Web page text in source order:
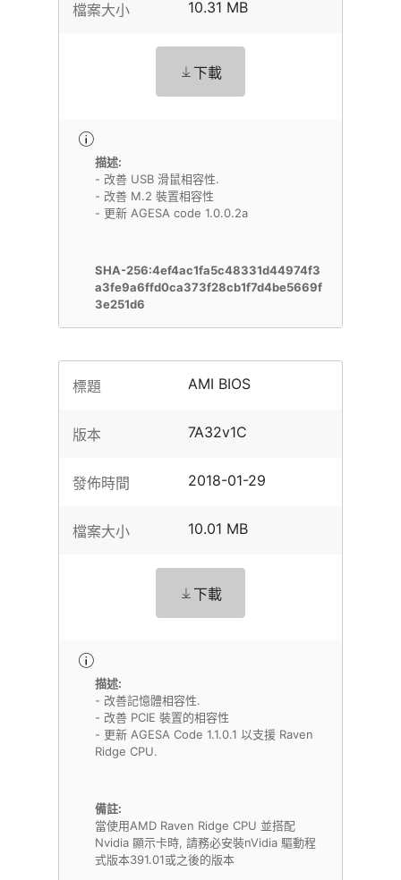
檔案大小 10.31 MB
下載
描述:
- 改善 USB 滑鼠相容性.
- 改善 M.2 裝置相容性
- 更新 AGESA code 1.0.0.2a
SHA-256:4ef4ac1fa5c48331d44974f3
a3fe9a6ffd0ca373f28cb1f7d4be5669f
3e251d6
標題 AMI BIOS
版本 7A32v1C
發佈時間 2018-01-29
檔案大小 10.01 MB
下載
描述:
- 改善記憶體相容性.
- 改善 PCIE 裝置的相容性
- 更新 AGESA Code 1.1.0.1 以支援 Raven
Ridge CPU.
備註:
當使用AMD Raven Ridge CPU 並搭配
Nvidia 顯示卡時, 請務必安裝nVidia 驅動程
式版本391.01或之後的版本